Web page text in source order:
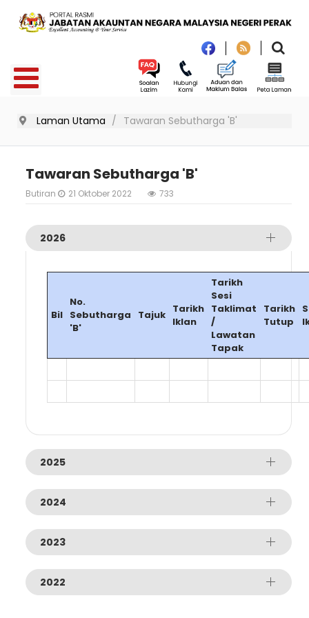
Laman Utama Tawaran Sebutharga 'B'
Tawaran Sebutharga 'B'
Butiran 21 Oktober 2022 733
2026
Bil
No.
Sebutharga
'B'
Tajuk Tarikh
Iklan
Tarikh
Sesi
Taklimat
/
Lawatan
Tapak
Tarikh
Tutup
2025
2024
2023
2022